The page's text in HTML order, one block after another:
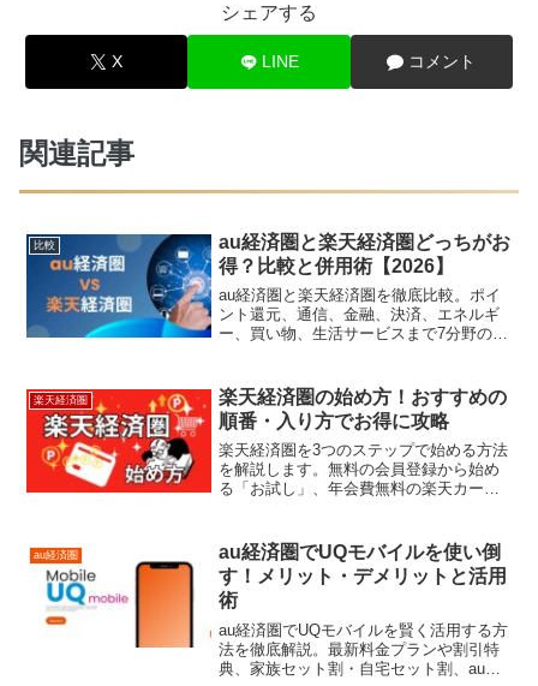
シェアする
X LINE コメント
関連記事
比較
au経済圏と楽天経済圏どっちがお
得？比較と併用術【2026】
au経済圏と楽天経済圏を徹底比較。ポイ
ント還元、通信、金融、決済、エネルギ
ー、買い物、生活サービスまで7分野の違
である。
楽天経済圏
楽天経済圏の始め方！おすすめの
順番・入り方でお得に攻略
楽天経済圏を3つのステップで始める方法
を解説します。無料の会員登録から始め
る「お試し」、年会費無料の楽天カード
い倒す」段階まで。ネットショッピング
から資産運用まで幅広いサービスを連携
させ、効率的な家計管理と資産形成を実
現しましょう。
au経済圏
au経済圏でUQモバイルを使い倒
す！メリット・デメリットと活用
術
au経済圏でUQモバイルを賢く活用する方
法を徹底解説。最新料金プランや割引特
典、家族セット割・自宅セット割、au